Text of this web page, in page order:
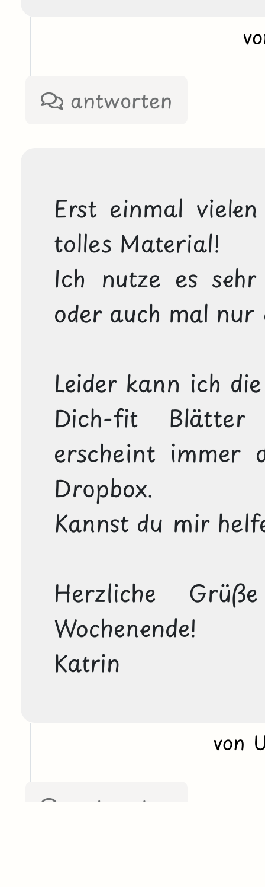
antworten
Erst einmal
tolles Material!
Ich nutze es
oder auch mal nur
Leider kann ich
Dich-fit
erscheint immer
Dropbox.
Kannst du mir
Herzliche
Wochenende!
Katrin
von
antworten